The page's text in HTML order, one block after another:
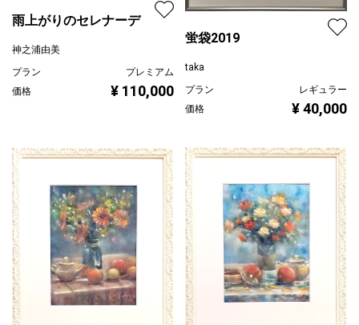
雨上がりのセレナーデ
神之浦由美
プラン
プレミアム
価格
¥ 110,000
蛍袋2019
taka
プラン
レギュラー
価格
¥ 40,000